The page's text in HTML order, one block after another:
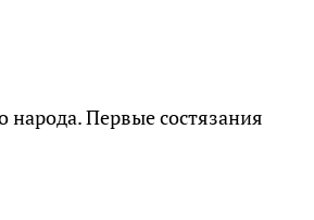
народа. Первые состязания